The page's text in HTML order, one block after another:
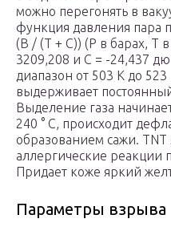
можно перегонять в
функция давления пара
(B / (T + C)) (P в барах, T
3209,208 и C = -24,437
диапазон от 503 К до
выдерживает
Выделение газа
240 ° C, происходит
образованием сажи.
аллергические реакции
Придает коже яркий
Параметры взрыва